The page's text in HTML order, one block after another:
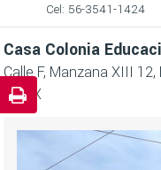
Cel: 56-3541-1424
Casa Colonia
Calle F, Manzana XIII
CDMX